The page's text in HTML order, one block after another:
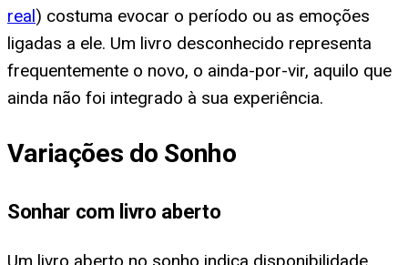
real) costuma evocar o período ou as emoções
ligadas a ele. Um livro desconhecido representa
frequentemente o novo, o ainda-por-vir, aquilo que
ainda não foi integrado à sua experiência.
Variações do Sonho
Sonhar com livro aberto